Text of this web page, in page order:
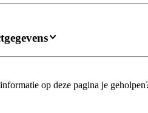
op deze pagina je